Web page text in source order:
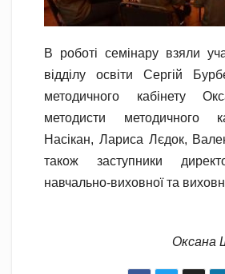
В роботі семінару взяли
відділу освіти Сергій
методичного кабінету
методисти методичного
Насікан, Лариса Лєдок,
також заступники
навчально-виховної та
Оксана